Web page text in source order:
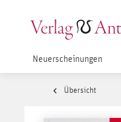
Neuerscheinungen
Übersicht